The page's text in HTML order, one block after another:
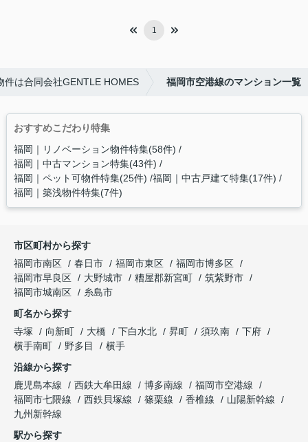
1
件は合同会社GENTLE HOMES 福岡市空港線のマンション一覧
おすすめこだわり特集
福岡｜リノベーション物件特集(58件)
福岡｜中古マンション特集(43件)
福岡｜ペット可物件特集(25件) 福岡｜中古戸建て特集(17件)
福岡｜築浅物件特集(7件)
市区町村から探す
福岡市南区
春日市 福岡市東区
福岡市博多区
福岡市早良区
大野城市 糟屋郡新宮町
筑紫野市
福岡市城南区
糸島市
町名から探す
寺塚
向新町 大橋 下白水北 昇町 須玖南
下府
横手南町
野多目
横手
沿線から探す
鹿児島本線
西鉄大牟田線 博多南線
福岡市空港線
福岡市七隈線
西鉄貝塚線 篠栗線 香椎線
山陽新幹線
九州新幹線
駅から探す